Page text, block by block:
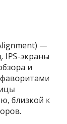
—
IPS-экраны
и
фаворитами
близкой к